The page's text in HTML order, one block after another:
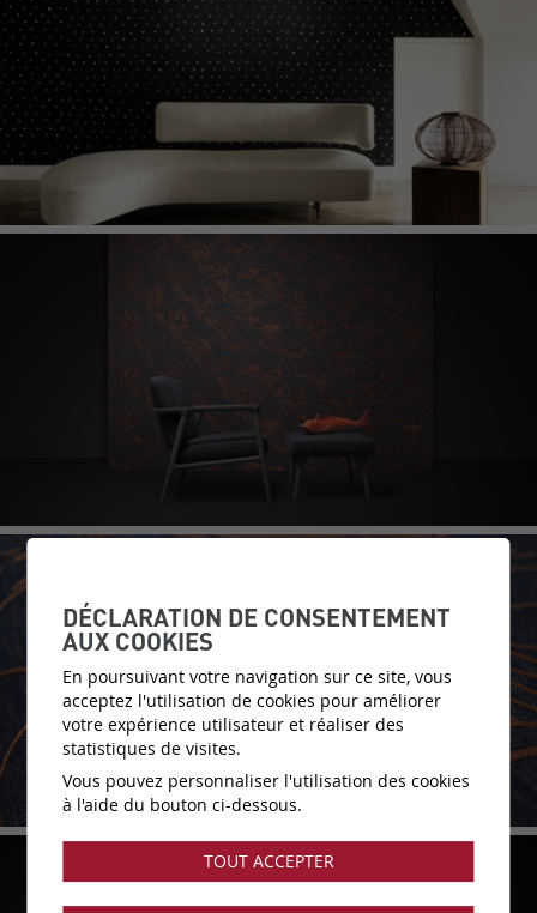
DÉCLARATION DE CONSENTEMENT
AUX COOKIES
En poursuivant votre navigation sur ce site, vous
acceptez l'utilisation de cookies pour améliorer
votre expérience utilisateur et réaliser des
statistiques de visites.
Vous pouvez personnaliser l'utilisation des cookies
à l'aide du bouton ci-dessous.
TOUT ACCEPTER